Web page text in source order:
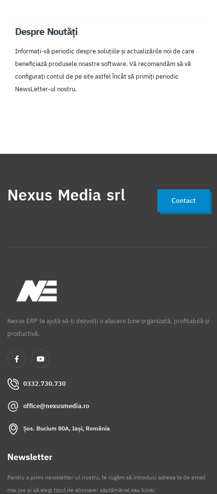
Despre Noutăți
Informați-vă periodic despre soluțiile și actualizările noi de care
beneficiază produsele noastre software. Vă recomandăm să vă
configurați contul de pe site astfel încât să primiți periodic
NewsLetter-ul nostru.
Nexus Media srl Contact
Nexus ERP te ajută să-ți dezvolți o afacere bine organizată, profitabilă și
productivă.
0332.730.730
office@nexusmedia.ro
Șos. Bucium 80A, Iași, România
Newsletter
Pentru a primi newsletter-ul nostru, te rugăm să introduci adresa ta de email
mai jos și să alegi tipul de abonare: săptămânal sau lunar.